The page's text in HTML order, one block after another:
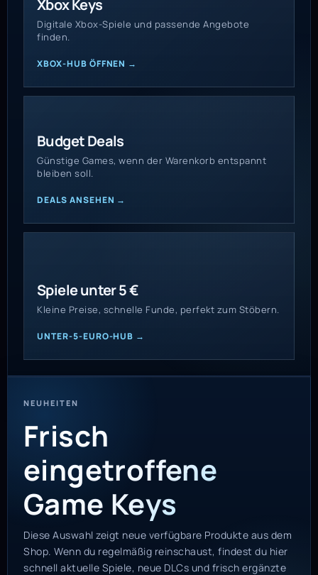
Xbox Keys
Digitale Xbox-Spiele und passende Angebote
finden.
XBOX-HUB ÖFFNEN →
Budget Deals
Günstige Games, wenn der Warenkorb entspannt
bleiben soll.
DEALS ANSEHEN →
Spiele unter 5 €
Kleine Preise, schnelle Funde, perfekt zum Stöbern.
UNTER-5-EURO-HUB →
NEUHEITEN
Frisch
eingetroffene
Game Keys
Diese Auswahl zeigt neue verfügbare Produkte aus dem
Shop. Wenn du regelmäßig reinschaust, findest du hier
schnell aktuelle Spiele, neue DLCs und frisch ergänzte